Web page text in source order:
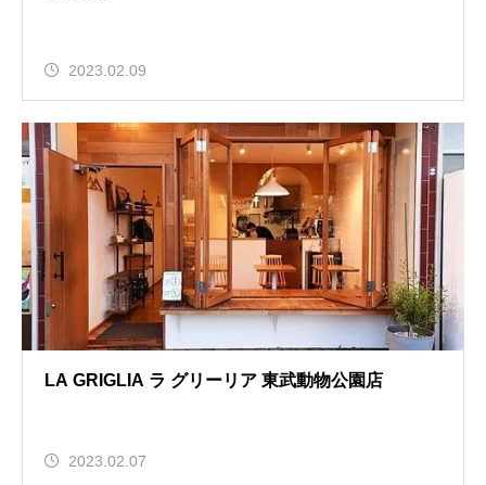
2023.02.09
LA GRIGLIA ラ グリーリア 東武動物公園店
2023.02.07